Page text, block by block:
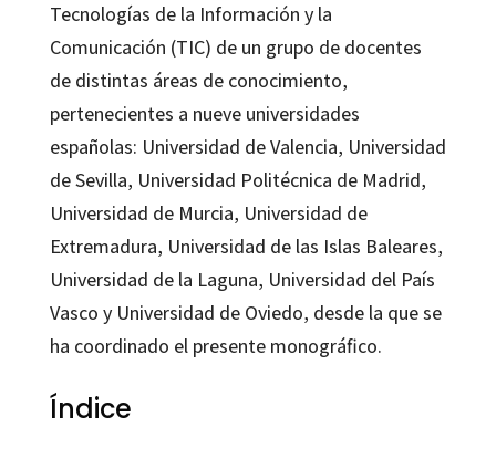
Tecnologías de la Información y la
Comunicación (TIC) de un grupo de docentes
de distintas áreas de conocimiento,
pertenecientes a nueve universidades
españolas: Universidad de Valencia, Universidad
de Sevilla, Universidad Politécnica de Madrid,
Universidad de Murcia, Universidad de
Extremadura, Universidad de las Islas Baleares,
Universidad de la Laguna, Universidad del País
Vasco y Universidad de Oviedo, desde la que se
ha coordinado el presente monográfico.
Índice